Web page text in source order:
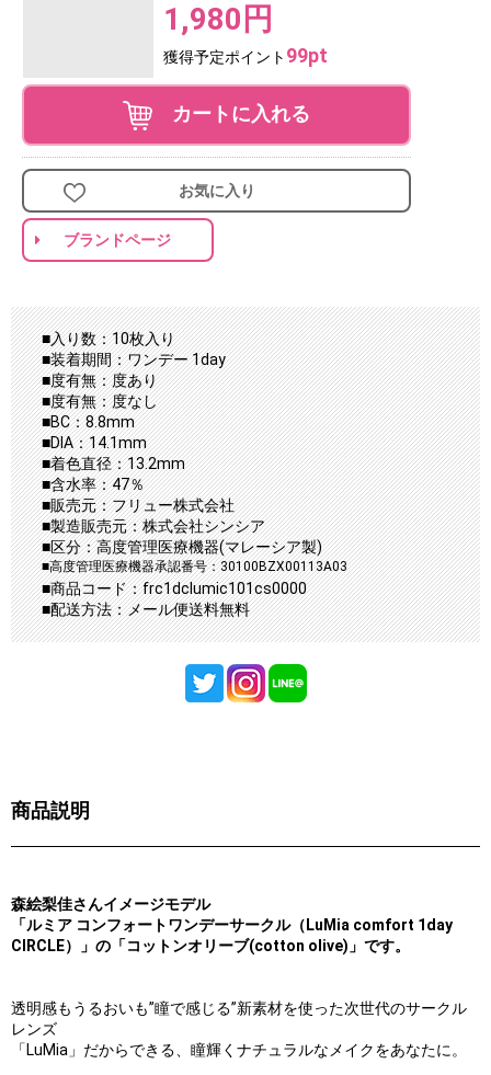
1,980円
獲得予定ポイント 99pt
カートに入れる
お気に入り
ブランドページ
■入り数：10枚入り
■装着期間：ワンデー 1day
■度有無：度あり
■度有無：度なし
■BC：8.8mm
■DIA：14.1mm
■着色直径：13.2mm
■含水率：47％
■販売元：フリュー株式会社
■製造販売元：株式会社シンシア
■区分：高度管理医療機器(マレーシア製)
■高度管理医療機器承認番号：30100BZX00113A03
■商品コード：frc1dclumic101cs0000
■配送方法：メール便送料無料
商品説明
森絵梨佳さんイメージモデル
「ルミア コンフォートワンデーサークル（LuMia comfort 1day
CIRCLE）」の 「コットンオリーブ(cotton olive)」です。
透明感もうるおいも”瞳で感じる”新素材を使った次世代のサークル
レンズ
「LuMia」だからできる、瞳輝くナチュラルなメイクをあなたに。